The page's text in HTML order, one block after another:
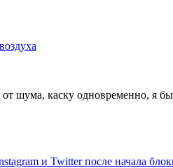
шума, каску одновременно, я
и Twitter после начала